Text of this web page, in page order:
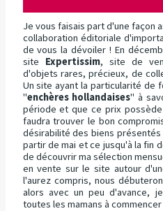
Je vous faisais part d'une façon
collaboration éditoriale
de vous la dévoiler ! En
site Expertissim, site de
d'objets rares, précieux, de
Un site ayant la particularité de
"enchères hollandaises" à
période et que ce prix
faudra trouver le bon
désirabilité des biens
partir de mai et ce jusqu'à la fin
de découvrir ma sélection
en vente sur le site autour
l'aurez compris, nous
alors avec un peu d'avance,
toutes les mamans à commencer